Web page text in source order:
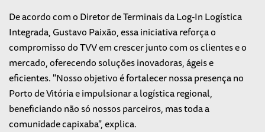
De acordo com o Diretor de Terminais da Log-In Logística
Integrada, Gustavo Paixão, essa iniciativa reforça o
compromisso do TVV em crescer junto com os clientes e o
mercado, oferecendo soluções inovadoras, ágeis e
eficientes. "Nosso objetivo é fortalecer nossa presença no
Porto de Vitória e impulsionar a logística regional,
beneficiando não só nossos parceiros, mas toda a
comunidade capixaba", explica.